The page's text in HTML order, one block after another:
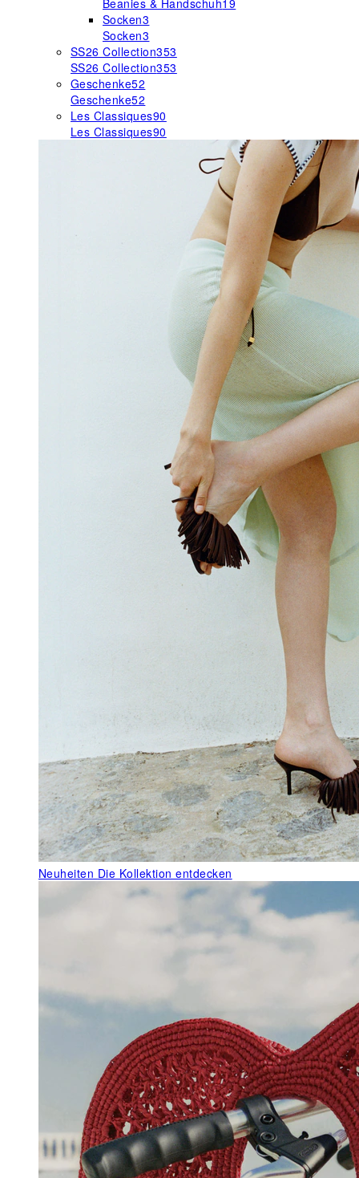
Beanies & Handschuh19
Socken3
Socken3
SS26 Collection353
SS26 Collection353
Geschenke52
Geschenke52
Les Classiques90
Les Classiques90
Neuheiten Die Kollektion entdecken